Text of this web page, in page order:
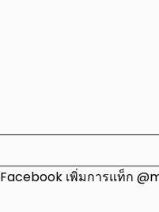
Facebook เพิ่มการแท็ก